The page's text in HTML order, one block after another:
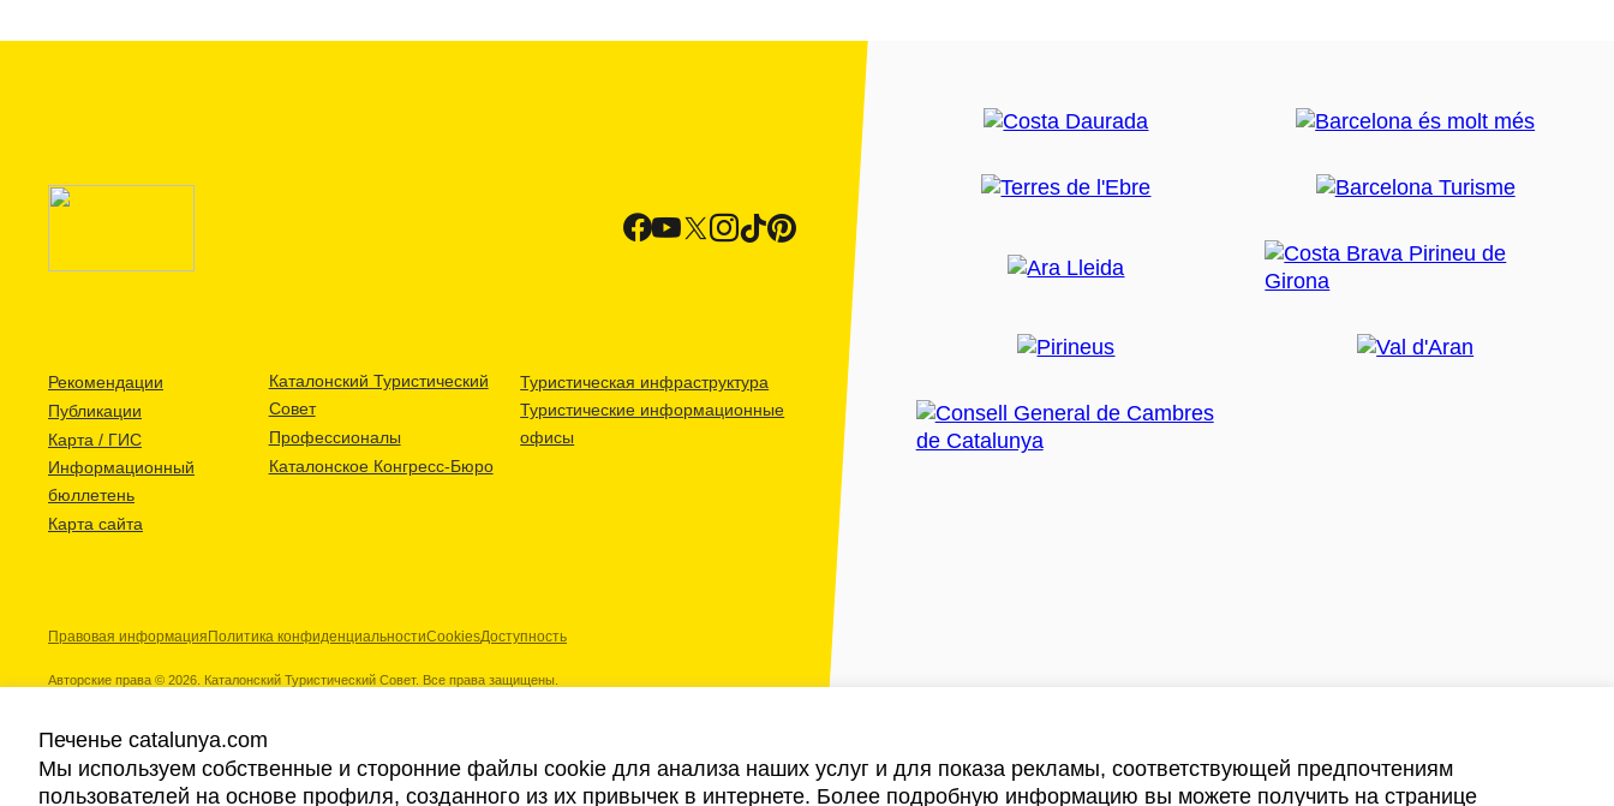
Рекомендации
Публикации
Карта / ГИС
Информационный
бюллетень
Карта сайта
Каталонский Туристический
Совет
Профессионалы
Каталонское Конгресс-Бюро
Туристическая инфраструктура
Туристические информационные
офисы
Правовая информация Политика конфиденциальностиCookiesДоступность
Авторские права © 2026. Каталонский Туристический Совет. Все права защищены.
Печенье catalunya.com
Мы используем собственные и сторонние файлы cookie для анализа наших услуг и для показа рекламы, соответствующей предпочтениям
пользователей на основе профиля, созданного из их привычек в интернете. Более подробную информацию вы можете получить на странице